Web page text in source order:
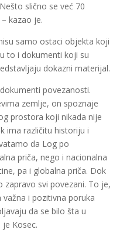
slično se već 70
kazao je.
samo ostaci objekta koji
to i dokumenti koji su
dokazni materijal.
povezanosti.
zemlje, on spoznaje
prostora koji nikada nije
ima različitu historiju i
da Log po
priča, nego i nacionalna
pa i globalna priča. Dok
svi povezani. To je,
i pozitivna poruka
da se bilo šta u
Kosec.